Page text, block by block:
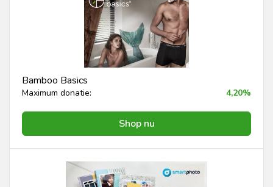
Bamboo Basics
Maximum donatie: 4,20%
Shop nu